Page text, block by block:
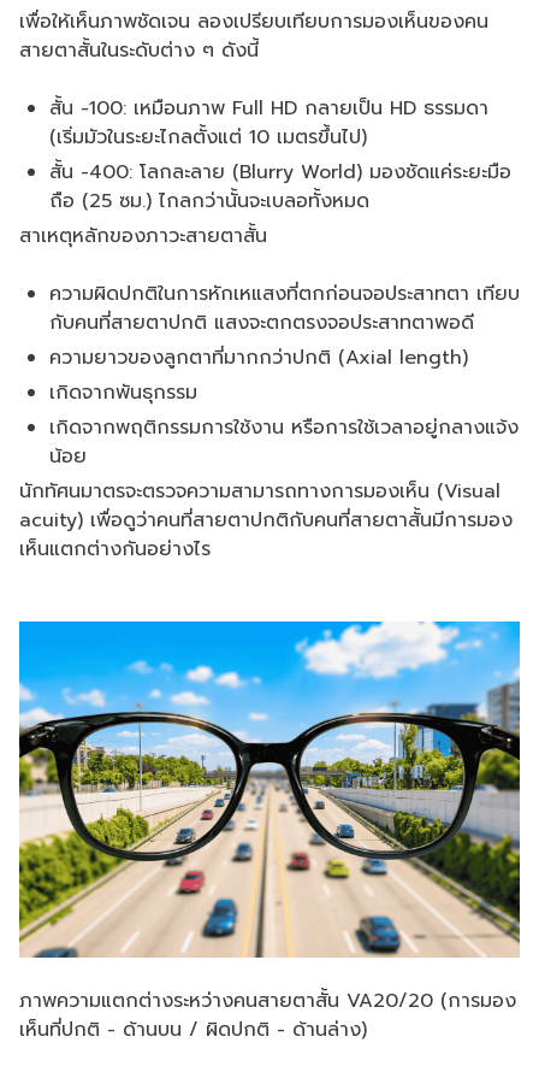
เพื่อให้เห็นภาพชัดเจน ลองเปรียบเทียบการมองเห็นของคน
สายตาสั้นในระดับต่าง ๆ ดังนี้
สั้น -100: เหมือนภาพ Full HD กลายเป็น HD ธรรมดา
(เริ่มมัวในระยะไกลตั้งแต่ 10 เมตรขึ้นไป)
สั้น -400: โลกละลาย (Blurry World) มองชัดแค่ระยะมือ
ถือ (25 ซม.) ไกลกว่านั้นจะเบลอทั้งหมด
สาเหตุหลักของภาวะสายตาสั้น
ความผิดปกติในการหักเหแสงที่ตกก่อนจอประสาทตา เทียบ
กับคนที่สายตาปกติ แสงจะตกตรงจอประสาทตาพอดี
ความยาวของลูกตาที่มากกว่าปกติ (Axial length)
เกิดจากพันธุกรรม
เกิดจากพฤติกรรมการใช้งาน หรือการใช้เวลาอยู่กลางแจ้ง
น้อย
นักทัศนมาตรจะตรวจความสามารถทางการมองเห็น (Visual
acuity) เพื่อดูว่าคนที่สายตาปกติกับคนที่สายตาสั้นมีการมอง
เห็นแตกต่างกันอย่างไร
ภาพความแตกต่างระหว่างคนสายตาสั้น VA20/20 (การมอง
เห็นที่ปกติ - ด้านบน / ผิดปกติ - ด้านล่าง)